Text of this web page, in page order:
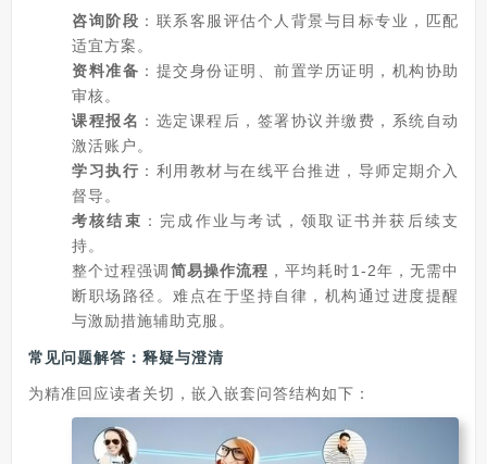
咨询阶段 ：联系客服评估个人背景与目标专业，匹配
适宜方案。
资料准备 ：提交身份证明、前置学历证明，机构协助
审核。
课程报名 ：选定课程后，签署协议并缴费，系统自动
激活账户。
学习执行 ：利用教材与在线平台推进，导师定期介入
督导。
考核结束 ：完成作业与考试，领取证书并获后续支
持。
整个过程强调 简易操作流程 ，平均耗时1-2年，无需中
断职场路径。难点在于坚持自律，机构通过进度提醒
与激励措施辅助克服。
常见问题解答：释疑与澄清
为精准回应读者关切，嵌入嵌套问答结构如下：